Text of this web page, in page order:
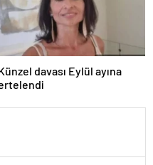
davası Eylül ayına